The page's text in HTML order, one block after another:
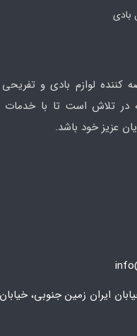
بادی
کننده لوازم بادی و
در تلاش است تا با خدمات
عزیز خود باشد.